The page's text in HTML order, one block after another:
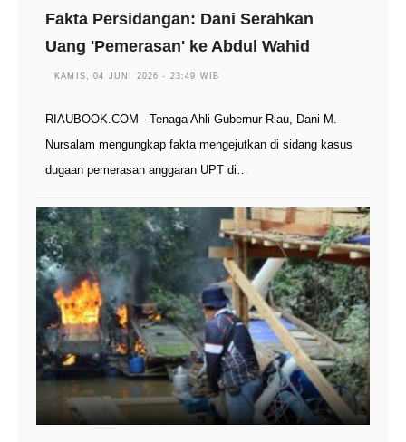
Fakta Persidangan: Dani Serahkan
Uang 'Pemerasan' ke Abdul Wahid
KAMIS, 04 JUNI 2026 - 23:49 WIB
RIAUBOOK.COM - Tenaga Ahli Gubernur Riau, Dani M.
Nursalam mengungkap fakta mengejutkan di sidang kasus
dugaan pemerasan anggaran UPT di…